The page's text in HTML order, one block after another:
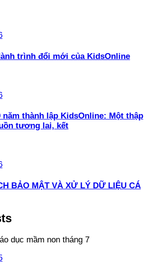
trình đổi mới của KidsOnline
năm thành lập KidsOnline: Một thập
tương lai, kết
BẢO MẬT VÀ XỬ LÝ DỮ LIỆU CÁ